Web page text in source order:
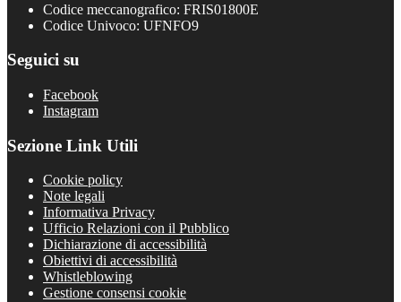
Codice meccanografico: FRIS01800E
Codice Univoco: UFNFO9
Seguici su
Facebook
Instagram
Sezione Link Utili
Cookie policy
Note legali
Informativa Privacy
Ufficio Relazioni con il Pubblico
Dichiarazione di accessibilità
Obiettivi di accessibilità
Whistleblowing
Gestione consensi cookie